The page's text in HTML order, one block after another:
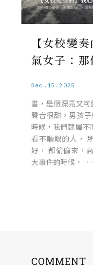
【女校變
氣女子：
Dec.15.2025
書，是個漂亮又可
聲音很甜，男孩
時候，我們隸屬不
看不順眼的人，
好， 都偷偷來，
大事件的時候，
COMMENT